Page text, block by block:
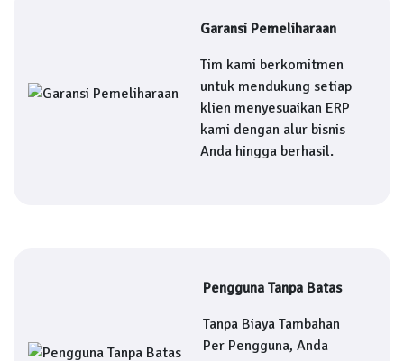
Garansi Pemeliharaan
Tim kami berkomitmen
untuk mendukung setiap
klien menyesuaikan ERP
kami dengan alur bisnis
Anda hingga berhasil.
Pengguna Tanpa Batas
Tanpa Biaya Tambahan
Per Pengguna, Anda